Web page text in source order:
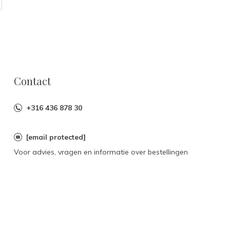
Contact
+316 436 878 30
[email protected]
Voor advies, vragen en informatie over bestellingen